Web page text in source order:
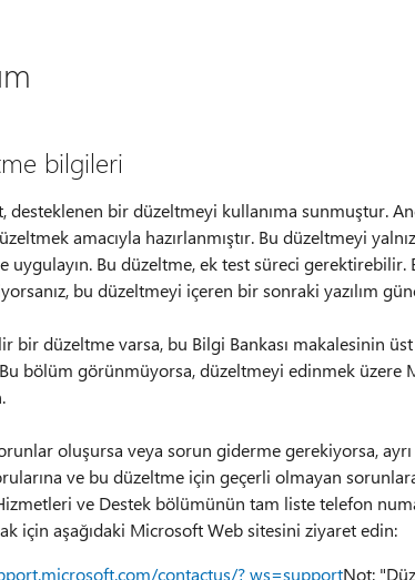
bilgileri
desteklenen bir düzeltmeyi kullanıma sunmuştur.
amacıyla hazırlanmıştır. Bu düzeltmeyi
uygulayın. Bu düzeltme, ek test süreci
bu düzeltmeyi içeren bir sonraki yazılım
bir düzeltme varsa, bu Bilgi Bankası makalesinin
bölüm görünmüyorsa, düzeltmeyi edinmek üzere
oluşursa veya sorun giderme gerekiyorsa,
ve bu düzeltme için geçerli olmayan
ve Destek bölümünün tam liste telefon
için aşağıdaki Microsoft Web sitesini ziyaret edin:
contactus/? ws=supportNot: